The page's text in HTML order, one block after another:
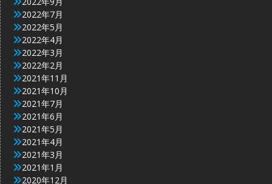
2022年7月
2022年5月
2022年4月
2022年3月
2022年2月
2021年11月
2021年10月
2021年7月
2021年6月
2021年5月
2021年4月
2021年3月
2021年1月
2020年12月